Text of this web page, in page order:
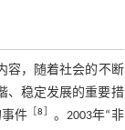
容，随着社会的不断
、稳定发展的重要措
件 ［8
。2003年“非